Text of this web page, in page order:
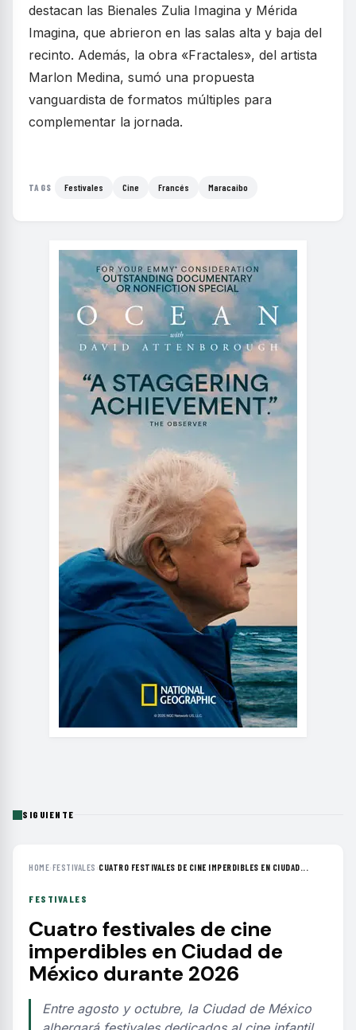
destacan las Bienales Zulia Imagina y Mérida
Imagina, que abrieron en las salas alta y baja del
recinto. Además, la obra «Fractales», del artista
Marlon Medina, sumó una propuesta
vanguardista de formatos múltiples para
complementar la jornada.
TAGS Festivales Cine Francés Maracaibo
SIGUIENTE
HOME›FESTIVALES ›CUATRO FESTIVALES DE CINE IMPERDIBLES EN CIUDAD...
FESTIVALES
Cuatro festivales de cine
imperdibles en Ciudad de
México durante 2026
Entre agosto y octubre, la Ciudad de México